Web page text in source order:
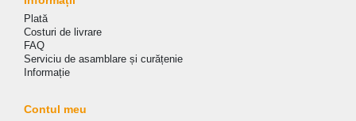
Plată
Costuri de livrare
FAQ
Serviciu de asamblare și curățenie
Informație
Contul meu